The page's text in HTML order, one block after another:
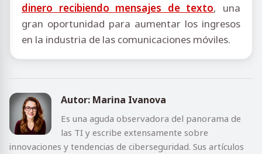
dinero recibiendo mensajes de texto, una
gran oportunidad para aumentar los ingresos
en la industria de las comunicaciones móviles.
Autor: Marina Ivanova
Es una aguda observadora del panorama de
las TI y escribe extensamente sobre
innovaciones y tendencias de ciberseguridad. Sus artículos